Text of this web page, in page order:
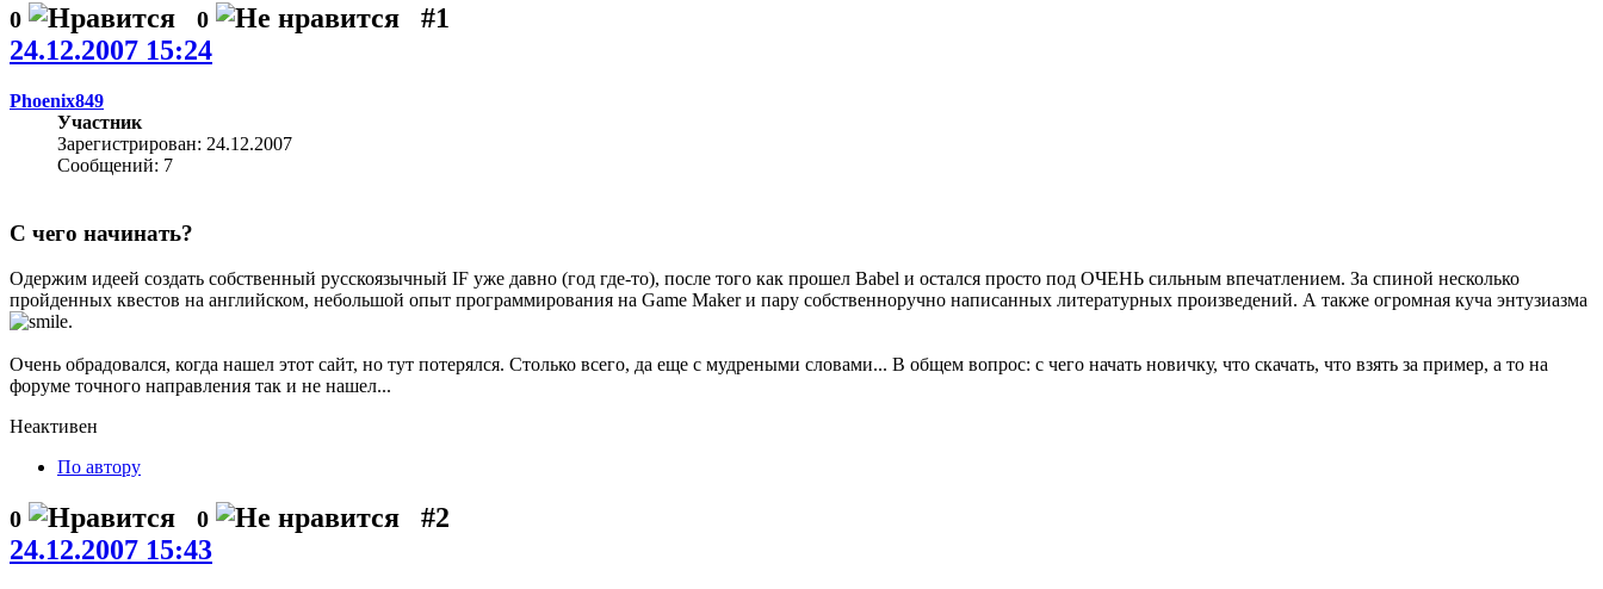
0 0
#1
24.12.2007 15:24
Phoenix849
Участник
Зарегистрирован: 24.12.2007
Сообщений: 7
С чего начинать?
Одержим идеей создать собственный русскоязычный IF уже давно (год где-то), после того как прошел Babel и остался просто под ОЧЕНЬ сильным впечатлением. За спиной несколько
пройденных квестов на английском, небольшой опыт программирования на Game Maker и пару собственноручно написанных литературных произведений. А также огромная куча энтузиазма
.
Очень обрадовался, когда нашел этот сайт, но тут потерялся. Столько всего, да еще с мудреными словами... В общем вопрос: с чего начать новичку, что скачать, что взять за пример, а то на
форуме точного направления так и не нашел...
Неактивен
По автору
0 0
#2
24.12.2007 15:43